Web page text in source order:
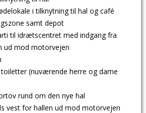
i tilknytning til hal og café
samt depot
til idrætscentret med indgang fra
ud mod motorvejen
(nuværende herre og dame
rund om den nye hal
vest for hallen ud mod motorvejen